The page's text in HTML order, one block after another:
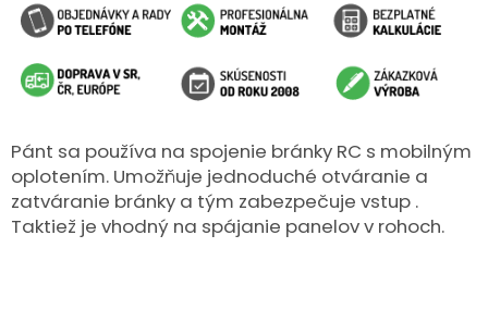
Pánt sa používa na spojenie bránky RC s mobilným
oplotením. Umožňuje jednoduché otváranie a
zatváranie bránky a tým zabezpečuje vstup .
Taktiež je vhodný na spájanie panelov v rohoch.